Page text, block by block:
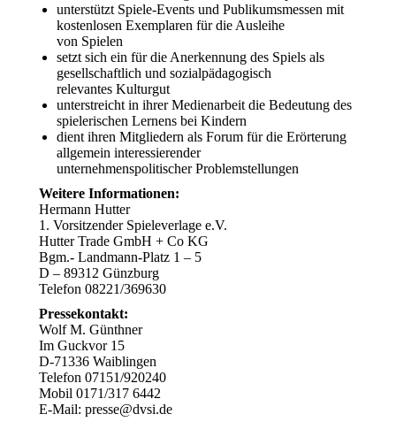
unterstützt Spiele-Events und Publikumsmessen mit
kostenlosen Exemplaren für die Ausleihe
von Spielen
setzt sich ein für die Anerkennung des Spiels als
gesellschaftlich und sozialpädagogisch
relevantes Kulturgut
unterstreicht in ihrer Medienarbeit die Bedeutung des
spielerischen Lernens bei Kindern
dient ihren Mitgliedern als Forum für die Erörterung
allgemein interessierender
unternehmenspolitischer Problemstellungen
Weitere Informationen:
Hermann Hutter
1. Vorsitzender Spieleverlage e.V.
Hutter Trade GmbH + Co KG
Bgm.- Landmann-Platz 1 – 5
D – 89312 Günzburg
Telefon 08221/369630
Pressekontakt:
Wolf M. Günthner
Im Guckvor 15
D-71336 Waiblingen
Telefon 07151/920240
Mobil 0171/317 6442
E-Mail: presse@dvsi.de